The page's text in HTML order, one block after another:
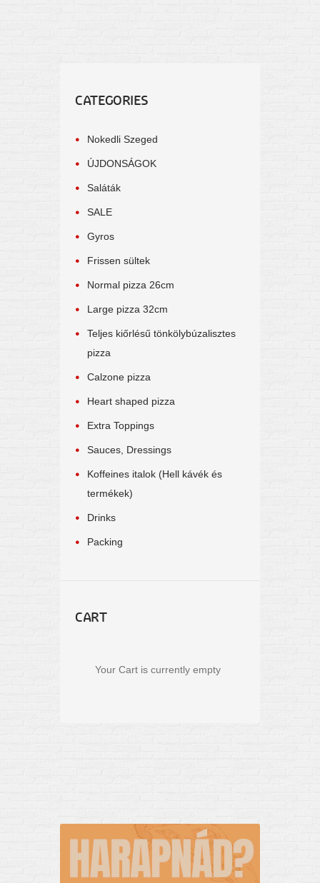
CATEGORIES
Nokedli Szeged
ÚJDONSÁGOK
Saláták
SALE
Gyros
Frissen sültek
Normal pizza 26cm
Large pizza 32cm
Teljes kiőrlésű tönkölybúzalisztes
pizza
Calzone pizza
Heart shaped pizza
Extra Toppings
Sauces, Dressings
Koffeines italok (Hell kávék és
termékek)
Drinks
Packing
CART
Your Cart is currently empty